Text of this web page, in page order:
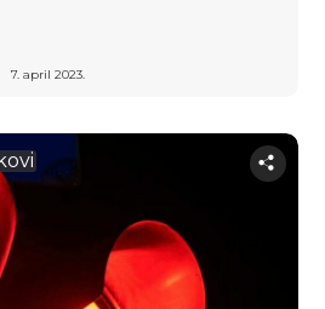
7. april 2023.